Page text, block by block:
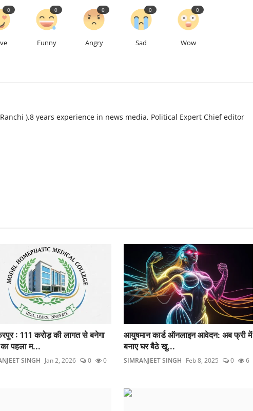
0
Funny
0
Angry
0
Sad
0
Wow
0
),8 years experience in news media, Political Expert Chief editor
: 111 करोड़ की लागत से बनेगा
का पहला म...
SINGH Jan 2, 2026 0 0
आयुषमान कार्ड ऑनलाइन आवेदन: अब फ्री में
बनाए घर बैठे खु...
SIMRANJEET SINGH Feb 8, 2025 0 6